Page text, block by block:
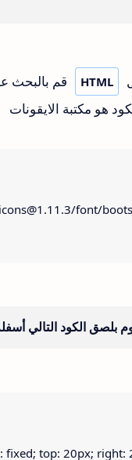
HTML قم بالبحث
هو مكتبة الايقونات
font/
بلصق الكود التالي
fixed; top: 20px; right: